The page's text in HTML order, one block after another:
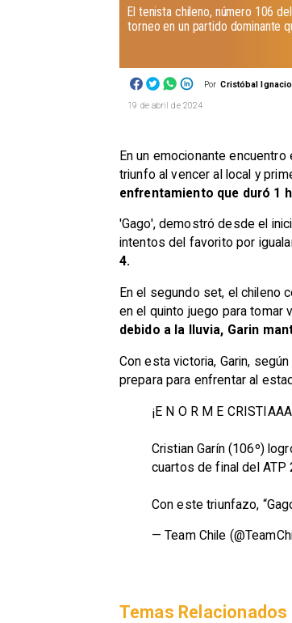
Por Cristóbal
​El tenista chileno, número 106
torneo en un partido dominante
19 de abril de 2024
​En un emocionante
triunfo al vencer al local y
enfrentamiento que duró 1
'Gago', demostró desde el
intentos del favorito por
4.
En el segundo set, el chileno
en el quinto juego para tomar
debido a la lluvia, Garin
Con esta victoria, Garin,
prepara para enfrentar al
¡E N O R M E
Cristian Garín (106º)
cuartos de final del
Con este triunfazo,
— Team Chile
Temas Relacionados